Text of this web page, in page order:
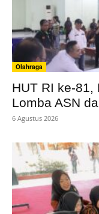
Olahraga
HUT RI ke-81,
Lomba ASN
6 Agustus 2026